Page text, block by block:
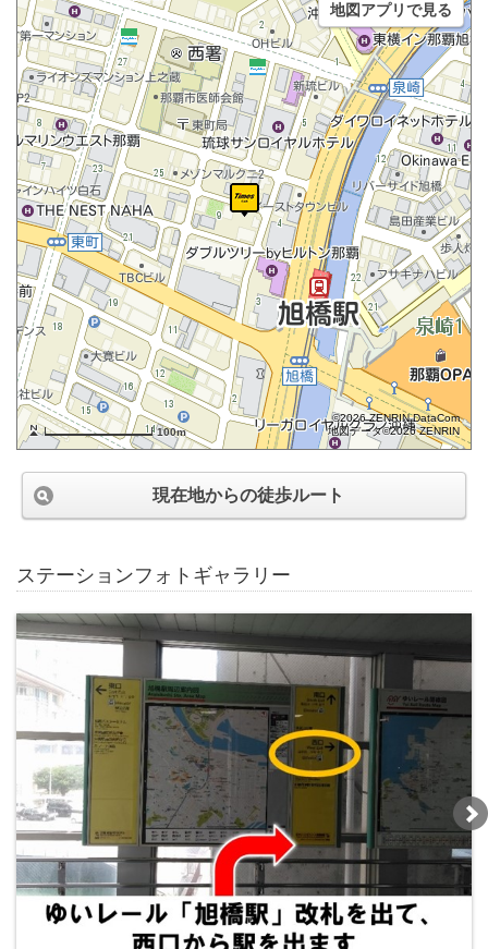
100m
©2026 ZENRIN DataCom
地図データ©2026 ZENRIN
地図アプリで見る
現在地からの徒歩ルート
ステーションフォトギャラリー